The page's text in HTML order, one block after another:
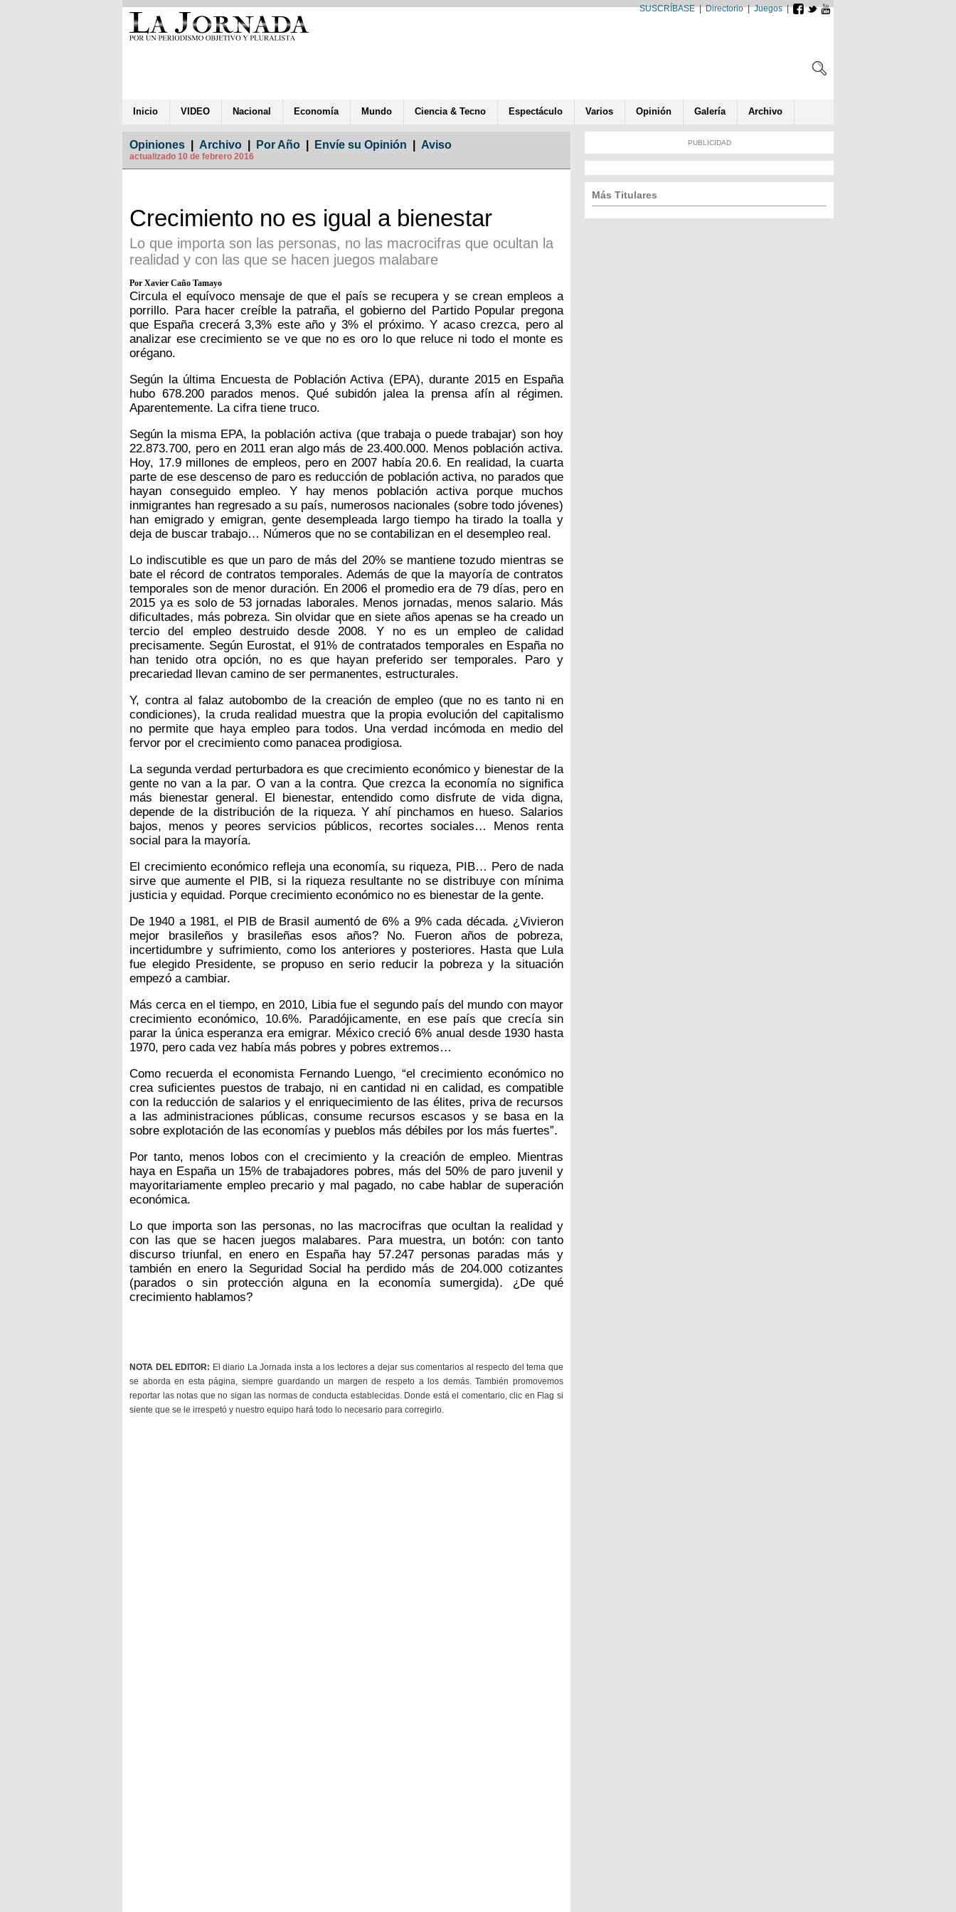
SUSCRÍBASE|Directorio|Juegos|
Inicio VIDEO Nacional Economía Mundo Ciencia & Tecno Espectáculo Varios Opinión Galería Archivo
Opiniones Archivo Por Año Envíe su Opinión Aviso
actualizado 10 de febrero 2016
Crecimiento no es igual a bienestar
Lo que importa son las personas, no las macrocifras que ocultan la
realidad y con las que se hacen juegos malabare
Por Xavier Caño Tamayo
Circula el equívoco mensaje de que el país se recupera y se crean empleos a
porrillo. Para hacer creíble la patraña, el gobierno del Partido Popular pregona
que España crecerá 3,3% este año y 3% el próximo. Y acaso crezca, pero al
analizar ese crecimiento se ve que no es oro lo que reluce ni todo el monte es
orégano.
Según la última Encuesta de Población Activa (EPA), durante 2015 en España
hubo 678.200 parados menos. Qué subidón jalea la prensa afín al régimen.
Aparentemente. La cifra tiene truco.
Según la misma EPA, la población activa (que trabaja o puede trabajar) son hoy
22.873.700, pero en 2011 eran algo más de 23.400.000. Menos población activa.
Hoy, 17.9 millones de empleos, pero en 2007 había 20.6. En realidad, la cuarta
parte de ese descenso de paro es reducción de población activa, no parados que
hayan conseguido empleo. Y hay menos población activa porque muchos
inmigrantes han regresado a su país, numerosos nacionales (sobre todo jóvenes)
han emigrado y emigran, gente desempleada largo tiempo ha tirado la toalla y
deja de buscar trabajo… Números que no se contabilizan en el desempleo real.
Lo indiscutible es que un paro de más del 20% se mantiene tozudo mientras se
bate el récord de contratos temporales. Además de que la mayoría de contratos
temporales son de menor duración. En 2006 el promedio era de 79 días, pero en
2015 ya es solo de 53 jornadas laborales. Menos jornadas, menos salario. Más
dificultades, más pobreza. Sin olvidar que en siete años apenas se ha creado un
tercio del empleo destruido desde 2008. Y no es un empleo de calidad
precisamente. Según Eurostat, el 91% de contratados temporales en España no
han tenido otra opción, no es que hayan preferido ser temporales. Paro y
precariedad llevan camino de ser permanentes, estructurales.
Y, contra al falaz autobombo de la creación de empleo (que no es tanto ni en
condiciones), la cruda realidad muestra que la propia evolución del capitalismo
no permite que haya empleo para todos. Una verdad incómoda en medio del
fervor por el crecimiento como panacea prodigiosa.
La segunda verdad perturbadora es que crecimiento económico y bienestar de la
gente no van a la par. O van a la contra. Que crezca la economía no significa
más bienestar general. El bienestar, entendido como disfrute de vida digna,
depende de la distribución de la riqueza. Y ahí pinchamos en hueso. Salarios
bajos, menos y peores servicios públicos, recortes sociales… Menos renta
social para la mayoría.
El crecimiento económico refleja una economía, su riqueza, PIB… Pero de nada
sirve que aumente el PIB, si la riqueza resultante no se distribuye con mínima
justicia y equidad. Porque crecimiento económico no es bienestar de la gente.
De 1940 a 1981, el PIB de Brasil aumentó de 6% a 9% cada década. ¿Vivieron
mejor brasileños y brasileñas esos años? No. Fueron años de pobreza,
incertidumbre y sufrimiento, como los anteriores y posteriores. Hasta que Lula
fue elegido Presidente, se propuso en serio reducir la pobreza y la situación
empezó a cambiar.
Más cerca en el tiempo, en 2010, Libia fue el segundo país del mundo con mayor
crecimiento económico, 10.6%. Paradójicamente, en ese país que crecía sin
parar la única esperanza era emigrar. México creció 6% anual desde 1930 hasta
1970, pero cada vez había más pobres y pobres extremos…
Como recuerda el economista Fernando Luengo, “el crecimiento económico no
crea suficientes puestos de trabajo, ni en cantidad ni en calidad, es compatible
con la reducción de salarios y el enriquecimiento de las élites, priva de recursos
a las administraciones públicas, consume recursos escasos y se basa en la
sobre explotación de las economías y pueblos más débiles por los más fuertes”.
Por tanto, menos lobos con el crecimiento y la creación de empleo. Mientras
haya en España un 15% de trabajadores pobres, más del 50% de paro juvenil y
mayoritariamente empleo precario y mal pagado, no cabe hablar de superación
económica.
Lo que importa son las personas, no las macrocifras que ocultan la realidad y
con las que se hacen juegos malabares. Para muestra, un botón: con tanto
discurso triunfal, en enero en España hay 57.247 personas paradas más y
también en enero la Seguridad Social ha perdido más de 204.000 cotizantes
(parados o sin protección alguna en la economía sumergida). ¿De qué
crecimiento hablamos?
NOTA DEL EDITOR: El diario La Jornada insta a los lectores a dejar sus comentarios al respecto del tema que
se aborda en esta página, siempre guardando un margen de respeto a los demás. También promovemos
reportar las notas que no sigan las normas de conducta establecidas. Donde está el comentario, clic en Flag si
siente que se le irrespetó y nuestro equipo hará todo lo necesario para corregirlo.
PUBLICIDAD
Más Titulares